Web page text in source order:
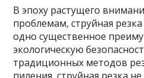
В эпоху растущего
проблемам, струйная
одно существенное
экологическую
традиционных методов